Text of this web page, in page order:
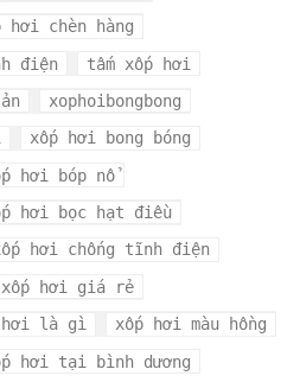
chèn hàng
điện
tấm xốp hơi
xophoibongbong
xốp hơi bong bóng
hơi bóp nổ
hơi bọc hạt điều
hơi chống tĩnh điện
xốp hơi giá rẻ
hơi là gì
xốp hơi màu hồng
hơi tại bình dương